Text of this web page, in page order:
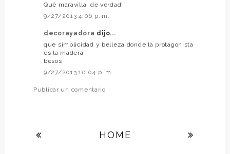
Qué maravilla, de verdad!
9/27/2013 4:06 p. m.
decorayadora dijo...
que simplicidad y belleza donde la protagonista
es la madera
besos
9/27/2013 10:04 p. m.
Publicar un comentario
HOME